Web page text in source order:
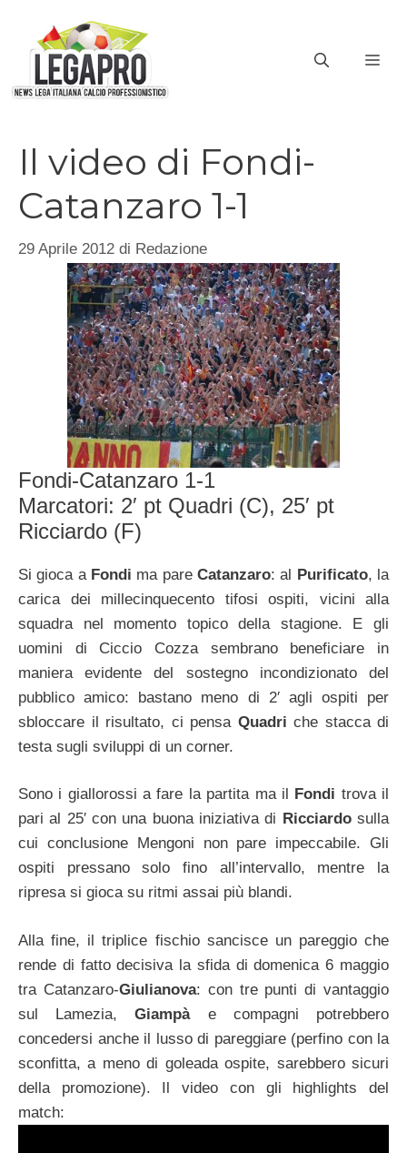
contenuto
Il video di Fondi-
Catanzaro 1-1
29 Aprile 2012 di Redazione
Fondi-Catanzaro 1-1
Marcatori: 2′ pt Quadri (C), 25′ pt
Ricciardo (F)
Si gioca a Fondi ma pare Catanzaro: al Purificato, la
carica dei millecinquecento tifosi ospiti, vicini alla
squadra nel momento topico della stagione. E gli
uomini di Ciccio Cozza sembrano beneficiare in
maniera evidente del sostegno incondizionato del
pubblico amico: bastano meno di 2′ agli ospiti per
sbloccare il risultato, ci pensa Quadri che stacca di
testa sugli sviluppi di un corner.
Sono i giallorossi a fare la partita ma il Fondi trova il
pari al 25′ con una buona iniziativa di Ricciardosulla
cui conclusione Mengoni non pare impeccabile. Gli
ospiti pressano solo fino all’intervallo, mentre la
ripresa si gioca su ritmi assai più blandi.
Alla fine, il triplice fischio sancisce un pareggio che
rende di fatto decisiva la sfida di domenica 6 maggio
tra Catanzaro-Giulianova: con tre punti di vantaggio
sul Lamezia,Giampàe compagni potrebbero
concedersi anche il lusso di pareggiare (perfino con la
sconfitta, a meno di goleada ospite, sarebbero sicuri
della promozione). Il video con gli highlights del
match: